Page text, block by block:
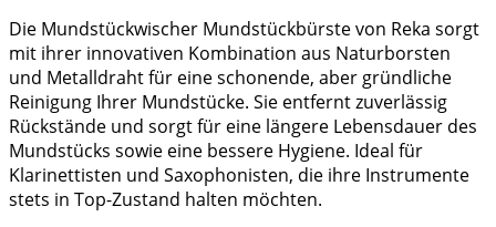
Die Mundstückwischer Mundstückbürste von Reka sorgt
mit ihrer innovativen Kombination aus Naturborsten
und Metalldraht für eine schonende, aber gründliche
Reinigung Ihrer Mundstücke. Sie entfernt zuverlässig
Rückstände und sorgt für eine längere Lebensdauer des
Mundstücks sowie eine bessere Hygiene. Ideal für
Klarinettisten und Saxophonisten, die ihre Instrumente
stets in Top-Zustand halten möchten.